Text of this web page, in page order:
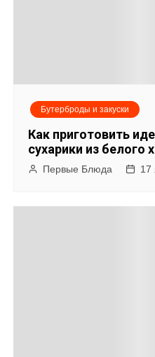
Бутерброды и закуски
Как приготовить
сухарики из белого
Первые Блюда 17